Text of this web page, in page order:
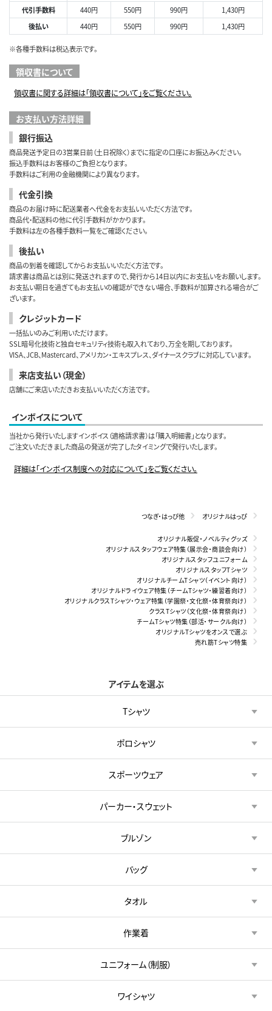
代引手数料 440円 550円 990円
1,430円
後払い
440円 550円 990円 1,430円
※各種手数料は税込表示です。
領収書について
領収書に関する詳細は「領収書について」をご覧ください。
お支払い方法詳細
銀行振込
商品発送予定日の3営業日前（土日祝除く）までに指定の口座にお振込みください。
振込手数料はお客様のご負担となります。
手数料はご利用の金融機関により異なります。
代金引換
商品のお届け時に配送業者へ代金をお支払いいただく方法です。
商品代・配送料の他に代引手数料がかかります。
手数料は左の各種手数料一覧をご確認ください。
後払い
商品の到着を確認してからお支払いいただく方法です。
請求書は商品とは別に発送されますので、発行から14日以内にお支払いをお願いします。
お支払い期日を過ぎてもお支払いの確認ができない場合、手数料が加算される場合がご
ざいます。
クレジットカード
一括払いのみご利用いただけます。
SSL暗号化技術と独自セキュリティ技術も取入れており、万全を期しております。
VISA、JCB、Mastercard、アメリカン・エキスプレス、ダイナースクラブに対応しています。
来店支払い（現金）
店舗にご来店いただきお支払いいただく方法です。
インボイスについて
当社から発行いたしますインボイス（適格請求書）は「購入明細書」となります。
ご注文いただきました商品の発送が完了したタイミングで発行いたします。
詳細は「インボイス制度への対応について」をご覧ください。
つなぎ・はっぴ他 オリジナルはっぴ
オリジナル販促・ノベルティグッズ
オリジナルスタッフウェア特集（展示会・商談会向け）
オリジナルスタッフユニフォーム
オリジナルスタッフTシャツ
オリジナルチームTシャツ（イベント向け）
オリジナルドライウェア特集（チームTシャツ・練習着向け）
オリジナルクラスTシャツ・ウェア特集（学園祭・文化祭・体育祭向け）
クラスTシャツ（文化祭・体育祭向け）
チームTシャツ特集（部活・サークル向け）
オリジナルTシャツをオンスで選ぶ
売れ筋Tシャツ特集
アイテムを選ぶ
Tシャツ
ポロシャツ
スポーツウェア
パーカー・スウェット
ブルゾン
バッグ
タオル
作業着
ユニフォーム（制服）
ワイシャツ